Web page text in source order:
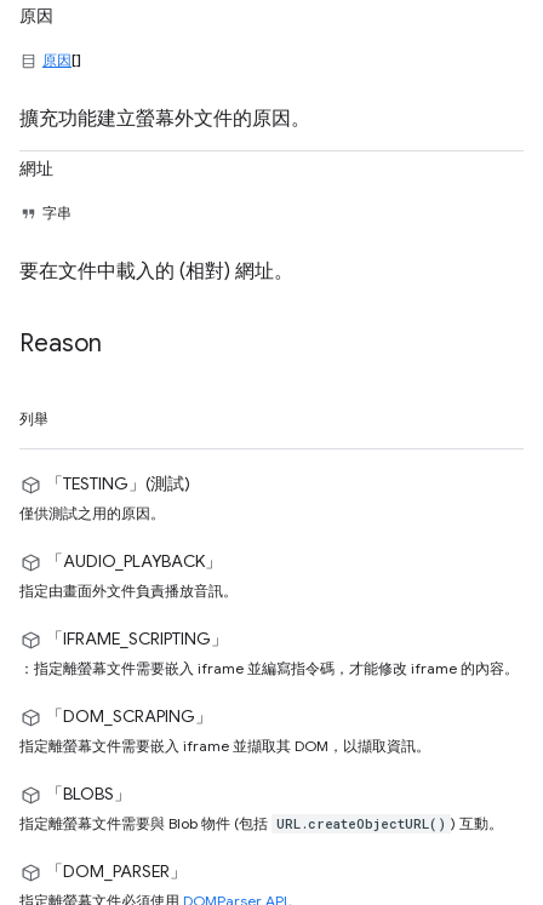
原因
原因[]
擴充功能建立螢幕外文件的原因。
網址
字串
要在文件中載入的 (相對) 網址。
Reason
列舉
「TESTING」(測試)
僅供測試之用的原因。
「AUDIO_PLAYBACK」
指定由畫面外文件負責播放音訊。
「IFRAME_SCRIPTING」
：指定離螢幕文件需要嵌入 iframe 並編寫指令碼，才能修改 iframe 的內容。
「DOM_SCRAPING」
指定離螢幕文件需要嵌入 iframe 並擷取其 DOM，以擷取資訊。
「BLOBS」
指定離螢幕文件需要與 Blob 物件 (包括 URL.createObjectURL() ) 互動。
「DOM_PARSER」
指定離螢幕文件必須使用 DOMParser API。